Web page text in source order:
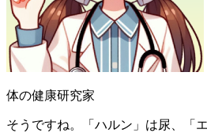
体の健康研究家
そうですね。「ハルン」は尿、「